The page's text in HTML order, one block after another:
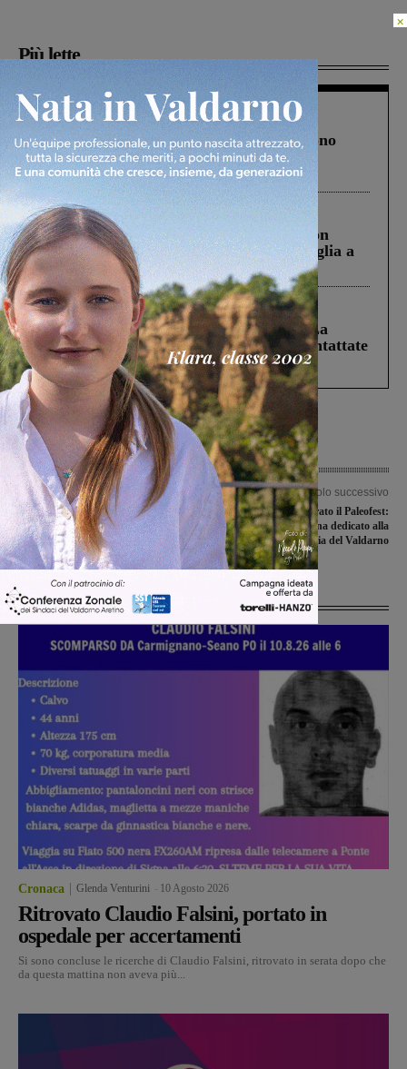
Più lette
Cronaca 4 Agosto 2026
Un anno fa la strage in A1 in cui morirono
Gianni, Giulia e Franco. Lo schianto, il
processo, lo stop ai sorpassi fra tir....
Cronaca 3 Agosto 2026
Scomparso da una struttura di Castiglion
Fiorentino l’uomo che aveva ucciso la figlia a
Levane nel 2020
Cronaca 5 Agosto 2026
Continuano le ricerche di Miah Billal. La
Prefettura: “In caso di avvistamento contattate
il 112”
Articolo precedente
Termina con successo “Smarty”,
progetto dell’ISIS Valdarno in
sinergia con la ZCS
Articolo successivo
Montevarchi, inaugurato il Paleofest:
un fine settimana dedicato alla
Preistoria del Valdarno
Ultime Notizie
Cronaca Glenda Venturini 10 Agosto 2026
Ritrovato Claudio Falsini, portato in
ospedale per accertamenti
Si sono concluse le ricerche di Claudio Falsini, ritrovato in serata dopo che
da questa mattina non aveva più...
×